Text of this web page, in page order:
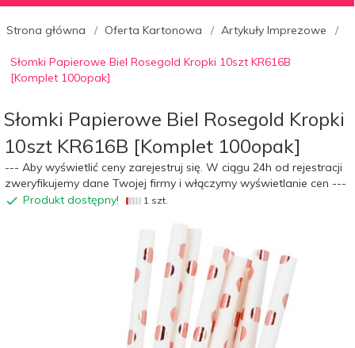
Strona główna Oferta Kartonowa Artykuły Imprezowe
Słomki Papierowe Biel Rosegold Kropki 10szt KR616B
[Komplet 100opak]
Słomki Papierowe Biel Rosegold Kropki
10szt KR616B [Komplet 100opak]
--- Aby wyświetlić ceny zarejestruj się. W ciągu 24h od rejestracji
zweryfikujemy dane Twojej firmy i włączymy wyświetlanie cen ---
Produkt dostępny!
1 szt.